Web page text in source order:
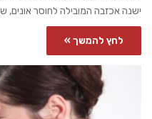
ישנה אכזבה המובילה לחוסר אונים,
לחץ להמשך »